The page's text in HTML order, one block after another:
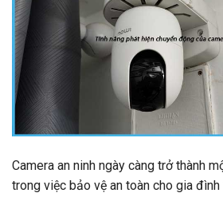
Camera an ninh ngày càng trở thành
trong việc bảo vệ an toàn cho gia đình